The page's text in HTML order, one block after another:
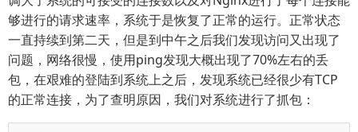
够进行的请求速率，系统于是恢复了正常的运行。正常状态
一直持续到第二天，但是到中午之后我们发现访问又出现了
问题，网络很慢，使用ping发现大概出现了70%左右的丢
包，在艰难的登陆到系统上之后，发现系统已经很少有TCP
的正常连接，为了查明原因，我们对系统进行了抓包：